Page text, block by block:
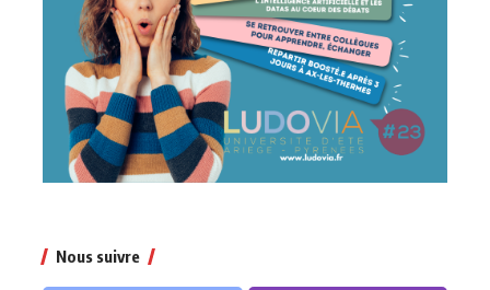
Nous suivre